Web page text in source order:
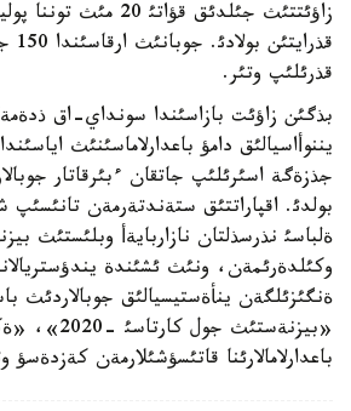
زاؤئتتئث جئلدئق قؤاتئ
قذرئلئپ وتئر.
بذگئن زاؤئت بازاسئندا سونداي-اق
يننوأاسيالئق دامؤ باعدارلاماسئنئث
جذزةگة اسئرئلئپ جاتقان ءبئرقاتار
بولدئ. اقپاراتتئق ستةندتةرمةن تانئسئپ
ةلباسئ نذرسذلتان نازاربايةأ وبلئستئث
وكئلدةرئمةن، ونئث ئشئندة
ةنگئزئلگةن ينأةستيسيالئق جوبالاردئث
«بيزنةستئث
باعدارلامالارئنا قاتئسؤشئلارمةن كةزدةسؤ